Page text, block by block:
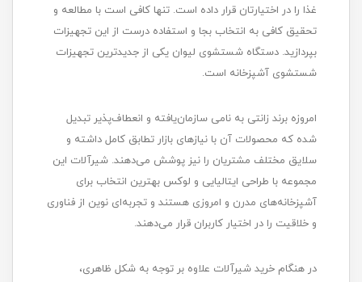
غذا را در اختیارتان قرار داده است. تنها کافی است با مطالعه و
تحقیق کافی به انتخاب بجا و استفاده درست از این تجهیزات
بپردازید. دستگاه شستشوی لیوان یکی از جدیدترین تجهیزات
شستشوی آشپزخانه است.
امروزه برند زانتی به نامی سازمان‌یافته و انعطاف‌پذیر تبدیل
شده که محصولات آن با نیازهای بازار تطابق کامل داشته و
سلایق مختلف مشتریان را نیز پوشش می‌دهند. شیرآلات این
مجموعه با طراحی ایتالیایی و لوکس بهترین انتخاب برای
آشپزخانه‌های مدرن و امروزی هستند و تجربه‌ای نوین از فناوری
و خلاقیت را در اختیار کاربران قرار می‌دهند.
در هنگام خرید شیرآلات علاوه بر توجه به شکل ظاهری،